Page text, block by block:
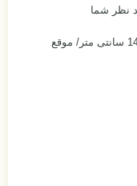
نظر شما
145 سانتی متر/ موقع